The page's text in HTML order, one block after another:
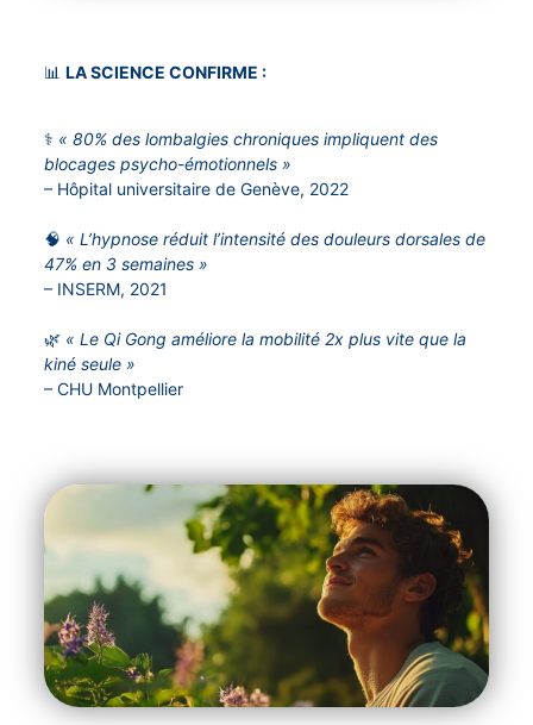
📊 LA SCIENCE CONFIRME :
⚕️ « 80% des lombalgies chroniques impliquent des
blocages psycho-émotionnels »
– Hôpital universitaire de Genève, 2022
🧠 « L’hypnose réduit l’intensité des douleurs dorsales de
47% en 3 semaines »
– INSERM, 2021
🌿 « Le Qi Gong améliore la mobilité 2x plus vite que la
kiné seule »
– CHU Montpellier